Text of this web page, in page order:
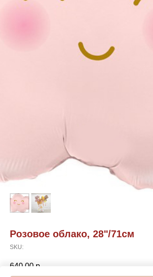
Розовое облако, 28"/71см
SKU:
640,00 р.